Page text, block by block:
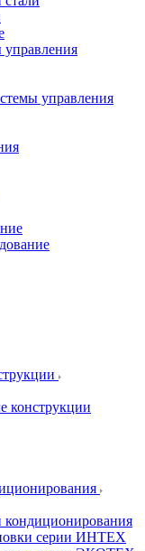
управления
конструкции
серии ИНТЕХ